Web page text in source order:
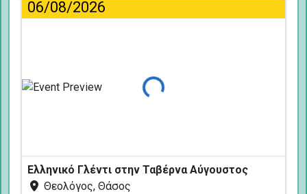
06/08/2026
Φόρτωση...
Ελληνικό Γλέντι στην Ταβέρνα Αύγουστος
Θεολόγος, Θάσος